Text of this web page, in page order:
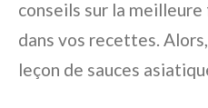
conseils sur la
dans vos recettes.
leçon de sauces